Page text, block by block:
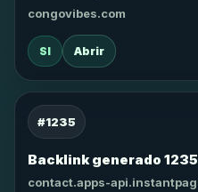
congovibes.com
SI Abrir
#1235
Backlink generado 1235
contact.apps-